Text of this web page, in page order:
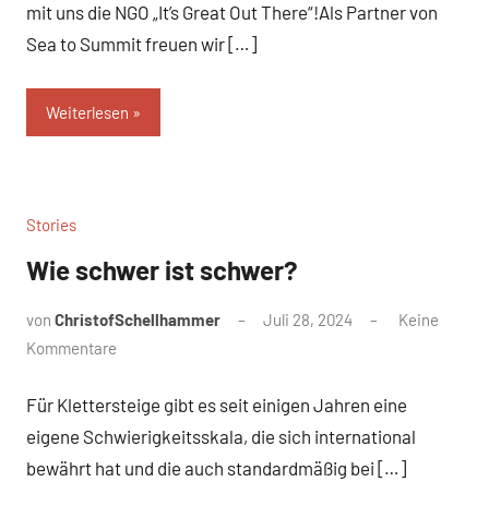
mit uns die NGO „It’s Great Out There“!Als Partner von
Sea to Summit freuen wir […]
Weiterlesen
Stories
Wie schwer ist schwer?
von ChristofSchellhammer Juli 28, 2024
Keine
Kommentare
Für Klettersteige gibt es seit einigen Jahren eine
eigene Schwierigkeitsskala, die sich international
bewährt hat und die auch standardmäßig bei […]